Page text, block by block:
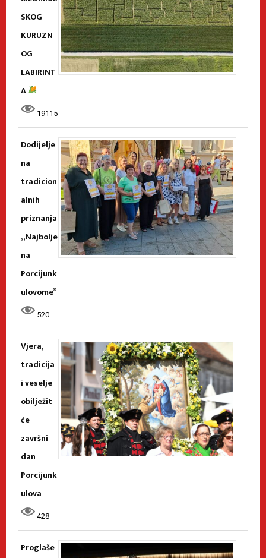
SKOG
KURUZN
OG
LABIRINT
A
19115
Dodijelje
na
tradicion
alnih
priznanja
„Najbolje
na
Porcijunk
ulovome”
520
Vjera,
tradicija
i veselje
obilježit
će
završni
dan
Porcijunk
ulova
428
Proglaše